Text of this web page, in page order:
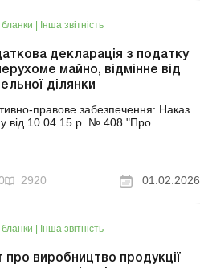
| Інша звітність
декларація з податку
майно, відмінне від
ділянки
правове забезпечення: Наказ
від 10.04.15 р. № 408 "Про
на нерухомість: подаємо на 2026
2920 01.02.2026
| Інша звітність
про виробництво продукції